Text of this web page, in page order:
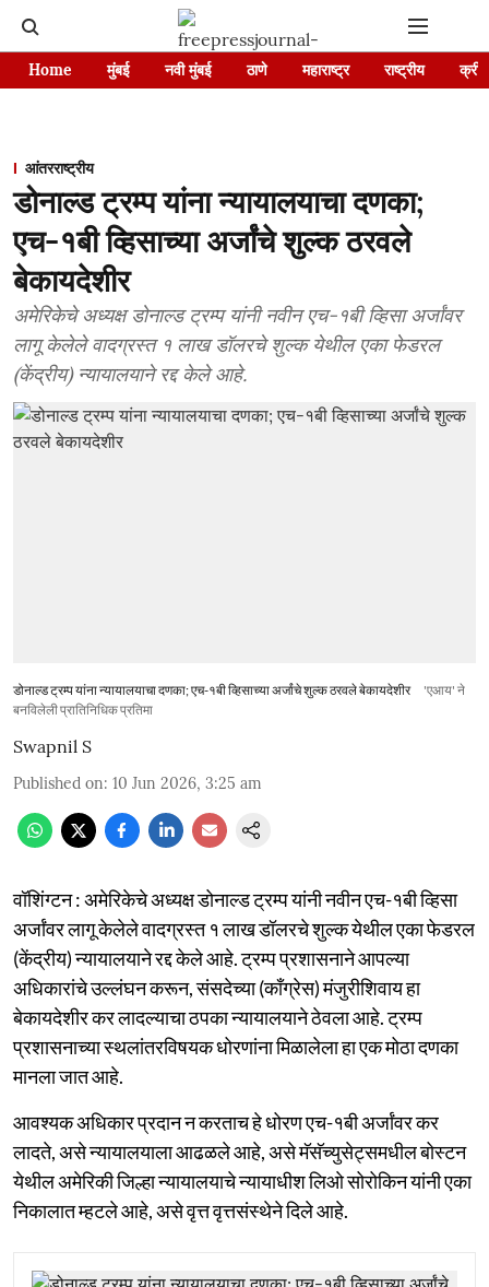
Home मुंबई नवी मुंबई ठाणे महाराष्ट्र राष्ट्रीय
आंतरराष्ट्रीय
डोनाल्ड ट्रम्प यांना न्यायालयाचा दणका;
एच-१बी व्हिसाच्या अर्जांचे शुल्क ठरवले
बेकायदेशीर
अमेरिकेचे अध्यक्ष डोनाल्ड ट्रम्प यांनी नवीन एच-१बी व्हिसा अर्जांवर
लागू केलेले वादग्रस्त १ लाख डॉलरचे शुल्क येथील एका फेडरल
(केंद्रीय) न्यायालयाने रद्द केले आहे.
डोनाल्ड ट्रम्प यांना न्यायालयाचा दणका; एच-१बी व्हिसाच्या अर्जांचे शुल्क ठरवले बेकायदेशीर
'एआय' ने
बनविलेली प्रातिनिधिक प्रतिमा
Swapnil S
Published on: 10 Jun 2026, 3:25 am
वॉशिंग्टन : अमेरिकेचे अध्यक्ष डोनाल्ड ट्रम्प यांनी नवीन एच-१बी व्हिसा
अर्जांवर लागू केलेले वादग्रस्त १ लाख डॉलरचे शुल्क येथील एका फेडरल
(केंद्रीय) न्यायालयाने रद्द केले आहे. ट्रम्प प्रशासनाने आपल्या
अधिकारांचे उल्लंघन करून, संसदेच्या (काँग्रेस) मंजुरीशिवाय हा
बेकायदेशीर कर लादल्याचा ठपका न्यायालयाने ठेवला आहे. ट्रम्प
प्रशासनाच्या स्थलांतरविषयक धोरणांना मिळालेला हा एक मोठा दणका
मानला जात आहे.
आवश्यक अधिकार प्रदान न करताच हे धोरण एच-१बी अर्जांवर कर
लादते, असे न्यायालयाला आढळले आहे, असे मॅसॅच्युसेट्समधील बोस्टन
येथील अमेरिकी जिल्हा न्यायालयाचे न्यायाधीश लिओ सोरोकिन यांनी एका
निकालात म्हटले आहे, असे वृत्त वृत्तसंस्थेने दिले आहे.